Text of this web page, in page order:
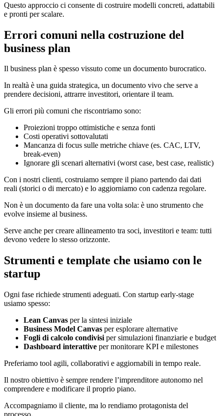
Questo approccio ci consente di costruire modelli concreti, adattabili
e pronti per scalare.
Errori comuni nella costruzione del
business plan
Il business plan è spesso vissuto come un documento burocratico.
In realtà è una guida strategica, un documento vivo che serve a
prendere decisioni, attrarre investitori, orientare il team.
Gli errori più comuni che riscontriamo sono:
Proiezioni troppo ottimistiche e senza fonti
Costi operativi sottovalutati
Mancanza di focus sulle metriche chiave (es. CAC, LTV,
break-even)
Ignorare gli scenari alternativi (worst case, best case, realistic)
Con i nostri clienti, costruiamo sempre il piano partendo dai dati
reali (storici o di mercato) e lo aggiorniamo con cadenza regolare.
Non è un documento da fare una volta sola: è uno strumento che
evolve insieme al business.
Serve anche per creare allineamento tra soci, investitori e team: tutti
devono vedere lo stesso orizzonte.
Strumenti e template che usiamo con le
startup
Ogni fase richiede strumenti adeguati. Con startup early-stage
usiamo spesso:
Lean Canvas per la sintesi iniziale
Business Model Canvas per esplorare alternative
Fogli di calcolo condivisi per simulazioni finanziarie e budget
Dashboard interattive per monitorare KPI e milestones
Preferiamo tool agili, collaborativi e aggiornabili in tempo reale.
Il nostro obiettivo è sempre rendere l’imprenditore autonomo nel
comprendere e modificare il proprio piano.
Accompagniamo il cliente, ma lo rendiamo protagonista del